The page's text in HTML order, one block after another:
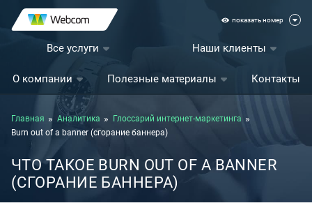
показать номер
Все услуги Наши клиенты
О компании Полезные материалы Контакты
Главная Аналитика
Глоссарий интернет-маркетинга
Burn out of a banner (сгорание баннера)
ЧТО ТАКОЕ BURN OUT OF A BANNER
(СГОРАНИЕ БАННЕРА)